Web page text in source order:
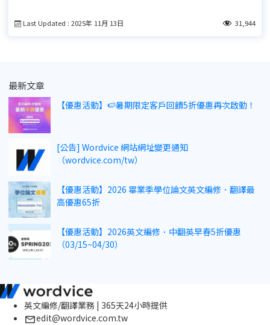
Last Updated : 2025年 11月 13日 31,944
最新文章
【優惠活動】🍉暑期限定客戶回饋5折優惠再次啟動！
[公告] Wordvice 網站網址變更通知
（wordvice.com/tw）
【優惠活動】2026 畢業季學位論文英文編修．翻譯最
高優惠65折
【優惠活動】2026英文編修．中翻英早春5折優惠
（03/15~04/30）
英文編修/翻譯業務 | 365天24小時提供
edit@wordvice.com.tw